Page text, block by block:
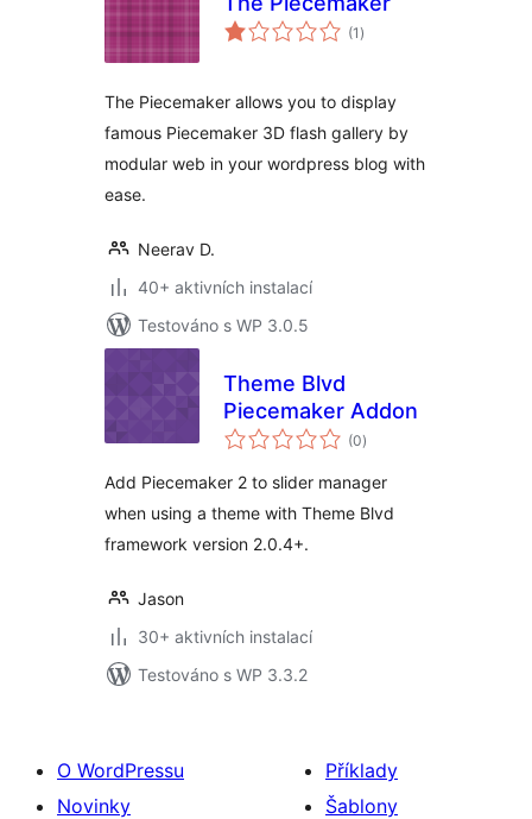
(1 celkové
hodnocení
)
The Piecemaker allows you to display
famous Piecemaker 3D flash gallery by
modular web in your wordpress blog with
ease.
Neerav D.
40+ aktivních instalací
Testováno s WP 3.0.5
Theme Blvd
Piecemaker Addon
(0celkové
hodnocení
)
Add Piecemaker 2 to slider manager
when using a theme with Theme Blvd
framework version 2.0.4+.
Jason
30+ aktivních instalací
Testováno s WP 3.3.2
O WordPressu
Novinky
Příklady
Šablony